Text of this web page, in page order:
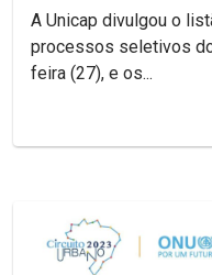
A Unicap divulgou o
processos seletivos
feira (27), e os...